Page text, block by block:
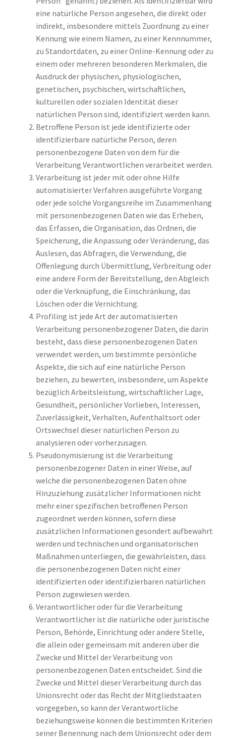
eine natürliche Person angesehen, die direkt oder
indirekt, insbesondere mittels Zuordnung zu einer
Kennung wie einem Namen, zu einer Kennnummer,
zu Standortdaten, zu einer Online-Kennung oder zu
einem oder mehreren besonderen Merkmalen, die
Ausdruck der physischen, physiologischen,
genetischen, psychischen, wirtschaftlichen,
kulturellen oder sozialen Identität dieser
natürlichen Person sind, identifiziert werden kann.
Betroffene Person ist jede identifizierte oder
identifizierbare natürliche Person, deren
personenbezogene Daten von dem für die
Verarbeitung Verantwortlichen verarbeitet werden.
Verarbeitung ist jeder mit oder ohne Hilfe
automatisierter Verfahren ausgeführte Vorgang
oder jede solche Vorgangsreihe im Zusammenhang
mit personenbezogenen Daten wie das Erheben,
das Erfassen, die Organisation, das Ordnen, die
Speicherung, die Anpassung oder Veränderung, das
Auslesen, das Abfragen, die Verwendung, die
Offenlegung durch Übermittlung, Verbreitung oder
eine andere Form der Bereitstellung, den Abgleich
oder die Verknüpfung, die Einschränkung, das
Löschen oder die Vernichtung.
Profiling ist jede Art der automatisierten
Verarbeitung personenbezogener Daten, die darin
besteht, dass diese personenbezogenen Daten
verwendet werden, um bestimmte persönliche
Aspekte, die sich auf eine natürliche Person
beziehen, zu bewerten, insbesondere, um Aspekte
bezüglich Arbeitsleistung, wirtschaftlicher Lage,
Gesundheit, persönlicher Vorlieben, Interessen,
Zuverlässigkeit, Verhalten, Aufenthaltsort oder
Ortswechsel dieser natürlichen Person zu
analysieren oder vorherzusagen.
Pseudonymisierung ist die Verarbeitung
personenbezogener Daten in einer Weise, auf
welche die personenbezogenen Daten ohne
Hinzuziehung zusätzlicher Informationen nicht
mehr einer spezifischen betroffenen Person
zugeordnet werden können, sofern diese
zusätzlichen Informationen gesondert aufbewahrt
werden und technischen und organisatorischen
Maßnahmen unterliegen, die gewährleisten, dass
die personenbezogenen Daten nicht einer
identifizierten oder identifizierbaren natürlichen
Person zugewiesen werden.
Verantwortlicher oder für die Verarbeitung
Verantwortlicher ist die natürliche oder juristische
Person, Behörde, Einrichtung oder andere Stelle,
die allein oder gemeinsam mit anderen über die
Zwecke und Mittel der Verarbeitung von
personenbezogenen Daten entscheidet. Sind die
Zwecke und Mittel dieser Verarbeitung durch das
Unionsrecht oder das Recht der Mitgliedstaaten
vorgegeben, so kann der Verantwortliche
beziehungsweise können die bestimmten Kriterien
seiner Benennung nach dem Unionsrecht oder dem